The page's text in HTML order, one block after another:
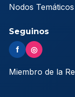
Nodos Temáticos
Seguinos
f ◎
Miembro de la